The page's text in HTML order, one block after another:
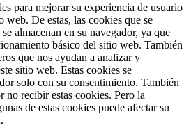
para mejorar su experiencia de usuario
web. De estas, las cookies que se
almacenan en su navegador, ya que
básico del sitio web. También
que nos ayudan a analizar y
sitio web. Estas cookies se
solo con su consentimiento. También
no recibir estas cookies. Pero la
de estas cookies puede afectar su